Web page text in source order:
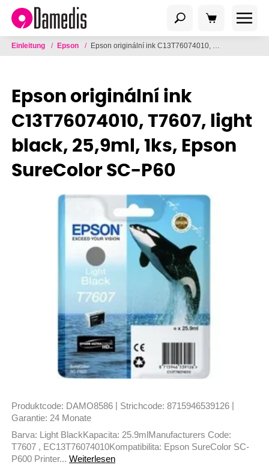
Einleitung / Epson / Epson originální ink C13T76074010, T7607, light black, 25,9ml, 1ks, Epson SureColor SC-P60
Epson originální ink
C13T76074010, T7607, light
black, 25,9ml, 1ks, Epson
SureColor SC-P60
Produktcode: DAMO8586 Strichcode: 8715946539126
Garantie: 24 Monate
Barva: Light BlackKapacita: 25.9mlManufacturers Code:
T7607 , EC13T76074010Kompatibilita: Epson SureColor SC-
P600 Printer... Weiterlesen